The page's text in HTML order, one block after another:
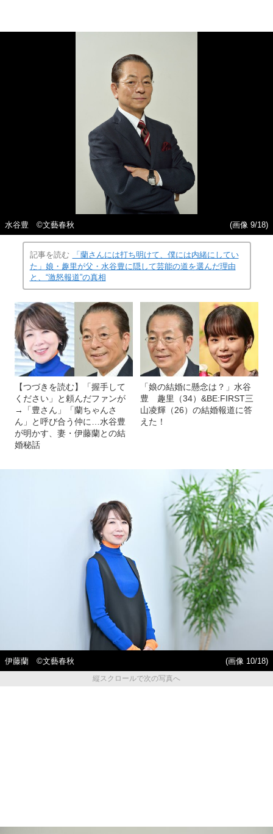
水谷豊 ©︎文藝春秋 (画像 9/18)
記事を読む
「蘭さんには打ち明けて、僕には内緒にしてい
た」娘・趣里が父・水谷豊に隠して芸能の道を選んだ理由
と、“激怒報道”の真相
【つづきを読む】「握手して
ください」と頼んだファンが
→「豊さん」「蘭ちゃんさ
ん」と呼び合う仲に…水谷豊
が明かす、妻・伊藤蘭との結
婚秘話
「娘の結婚に懸念は？」水谷
豊 趣里（34）&BE:FIRST三
山凌輝（26）の結婚報道に答
えた！
伊藤蘭 ©︎文藝春秋
(画像 10/18)
縦スクロールで次の写真へ